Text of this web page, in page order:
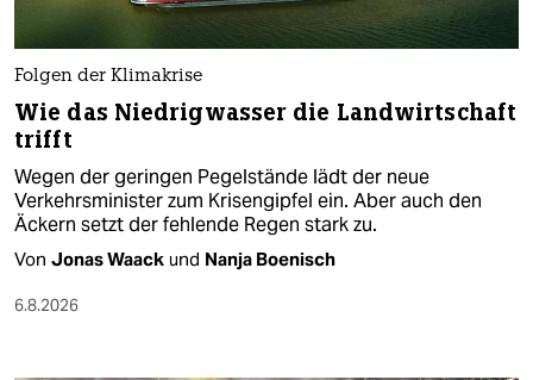
Folgen der Klimakrise
Wie das Niedrigwasser die Landwirtschaft
trifft
Wegen der geringen Pegelstände lädt der neue
Verkehrsminister zum Krisengipfel ein. Aber auch den
Äckern setzt der fehlende Regen stark zu.
Von Jonas Waack und Nanja Boenisch
6.8.2026